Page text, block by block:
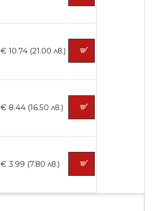
броя
Контейнери за сваляне на гел лак 5
броя
€ 10.74 (21.00 лв.)
€ 8.44 (16.50 лв.)
€ 3.99 (7.80 лв.)